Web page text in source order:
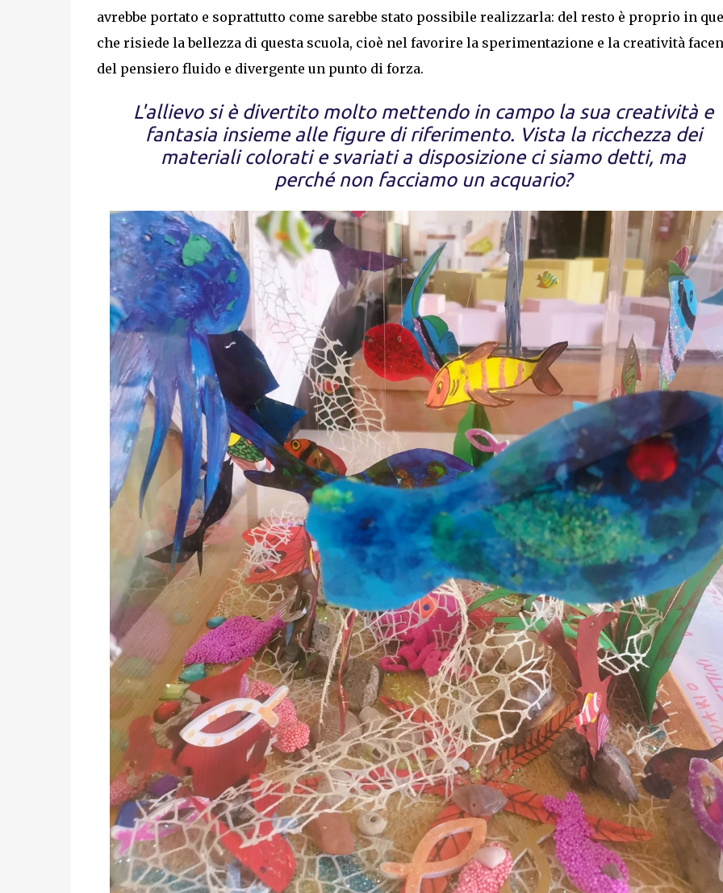
avrebbe portato e soprattutto come sarebbe stato possibile realizzarla: del resto è proprio in
che risiede la bellezza di questa scuola, cioè nel favorire la sperimentazione e la creatività
del pensiero fluido e divergente un punto di forza.
L'allievo si è divertito molto mettendo in campo la sua creatività e
fantasia insieme alle figure di riferimento. Vista la ricchezza dei
materiali colorati e svariati a disposizione ci siamo detti, ma
perché non facciamo un acquario?